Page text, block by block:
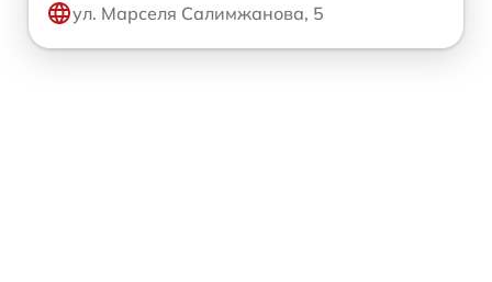
ул. Марселя Салимжанова, 5